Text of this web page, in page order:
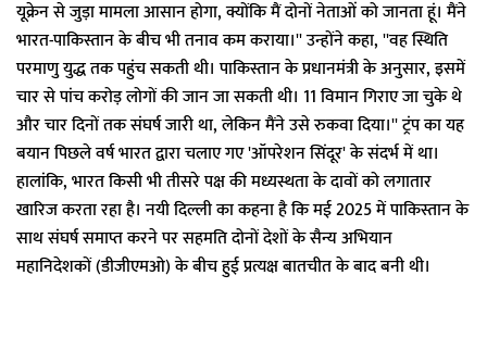
यूक्रेन से जुड़ा मामला आसान होगा, क्योंकि मैं दोनों नेताओं को जानता हूं। मैंने
भारत-पाकिस्तान के बीच भी तनाव कम कराया।'' उन्होंने कहा, ''वह स्थिति
परमाणु युद्ध तक पहुंच सकती थी। पाकिस्तान के प्रधानमंत्री के अनुसार, इसमें
चार से पांच करोड़ लोगों की जान जा सकती थी। 11 विमान गिराए जा चुके थे
और चार दिनों तक संघर्ष जारी था, लेकिन मैंने उसे रुकवा दिया।'' ट्रंप का यह
बयान पिछले वर्ष भारत द्वारा चलाए गए 'ऑपरेशन सिंदूर' के संदर्भ में था।
हालांकि, भारत किसी भी तीसरे पक्ष की मध्यस्थता के दावों को लगातार
खारिज करता रहा है। नयी दिल्ली का कहना है कि मई 2025 में पाकिस्तान के
साथ संघर्ष समाप्त करने पर सहमति दोनों देशों के सैन्य अभियान
महानिदेशकों (डीजीएमओ) के बीच हुई प्रत्यक्ष बातचीत के बाद बनी थी।